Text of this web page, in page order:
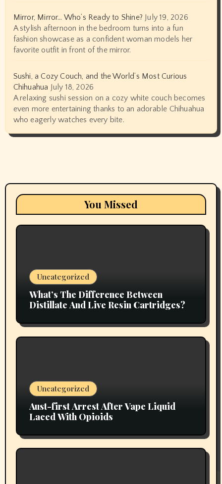
Mirror, Mirror… Who’s Ready to Shine? July 19, 2026
A stylish afternoon in the bedroom turns into a fun
fashion showcase as a confident woman models her
favorite outfit in front of the mirror.
Sushi, a Cozy Couch, and the World’s Most Curious
Chihuahua July 18, 2026
A relaxing sushi session on a cozy white couch becomes
even more entertaining thanks to an adorable Chihuahua
who eagerly watches every bite.
You Missed
Uncategorized
What’s The Difference Between
Distillate And Live Resin Cartridges?
Uncategorized
Aust-first Arrest After Vape Liquid
Laced With Opioids